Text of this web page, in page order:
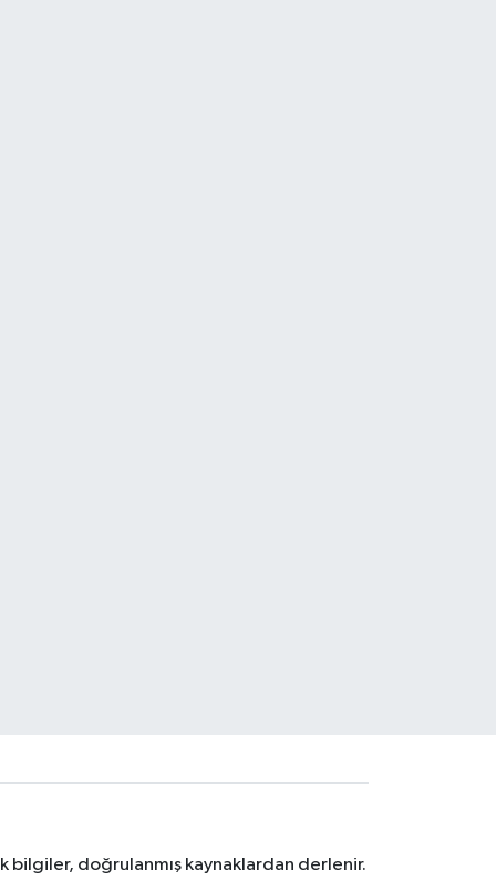
bilgiler, doğrulanmış kaynaklardan derlenir.